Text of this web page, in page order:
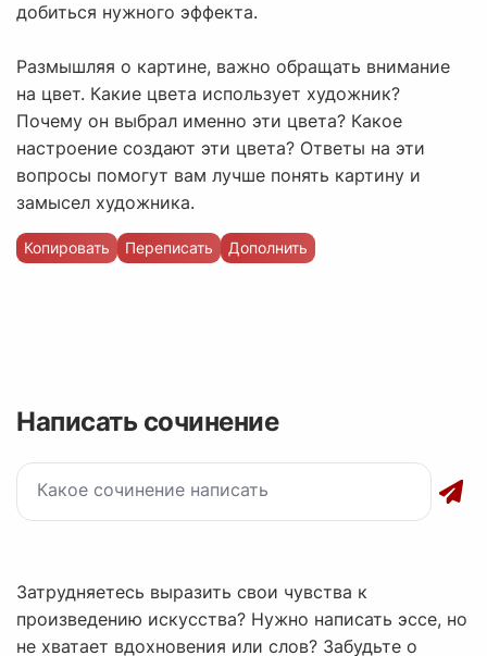
добиться нужного эффекта.
Размышляя о картине, важно обращать внимание
на цвет. Какие цвета использует художник?
Почему он выбрал именно эти цвета? Какое
настроение создают эти цвета? Ответы на эти
вопросы помогут вам лучше понять картину и
замысел художника.
Копировать Переписать Дополнить
Написать сочинение
Затрудняетесь выразить свои чувства к
произведению искусства? Нужно написать эссе, но
не хватает вдохновения или слов? Забудьте о